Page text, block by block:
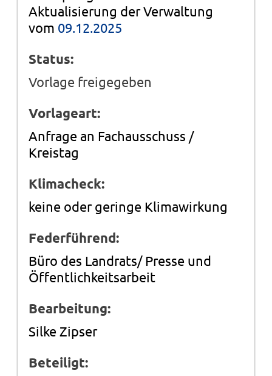
Aktualisierung der Verwaltung
vom 09.12.2025
Status:
Vorlage freigegeben
Vorlageart:
Anfrage an Fachausschuss /
Kreistag
Klimacheck:
keine oder geringe Klimawirkung
Federführend:
Büro des Landrats/ Presse und
Öffentlichkeitsarbeit
Bearbeitung:
Silke Zipser
Beteiligt: